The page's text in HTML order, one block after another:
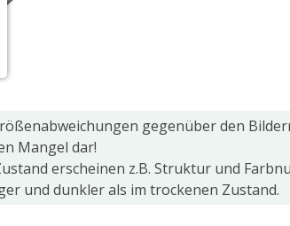
gegenüber den
Mangel dar!
erscheinen z.B. Struktur und
und dunkler als im trockenen Zustand.